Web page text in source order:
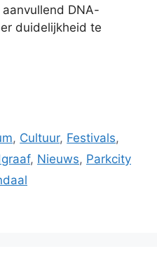
DNA-
duidelijkheid te
, Cultuur, Festivals,
, Nieuws, Parkcity